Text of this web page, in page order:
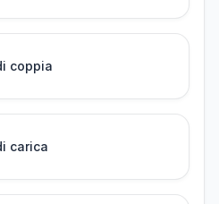
coppia
carica